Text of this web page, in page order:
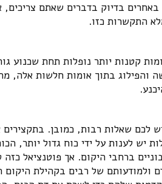
בדיוק בדברים שאתם
התקשרות כזו.
קטנות יותר נופלות תחת שכנוע
בתוך אומות חלשות אלה,
לכם שאלות רבות, כמובן.
יש לענות על ידי כוח גדול יותר,
ברחבי היקום. אך פוטנציאל
ולמודעותם של רבים בקהילת היקום